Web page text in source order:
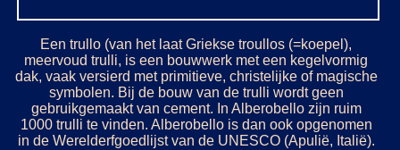
Een trullo (van het laat Griekse troullos (=koepel),
meervoud trulli, is een bouwwerk met een kegelvormig
dak, vaak versierd met primitieve, christelijke of magische
symbolen. Bij de bouw van de trulli wordt geen
gebruikgemaakt van cement. In Alberobello zijn ruim
1000 trulli te vinden. Alberobello is dan ook opgenomen
in de Werelderfgoedlijst van de UNESCO (Apulië, Italië).